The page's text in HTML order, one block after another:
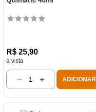
R$ 25,90
à vista
＋
－ ADICIONAR